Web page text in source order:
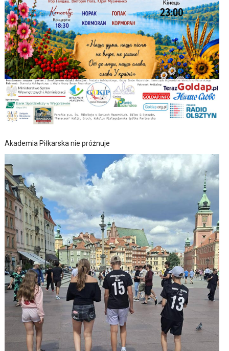
Akademia Piłkarska nie próżnuje